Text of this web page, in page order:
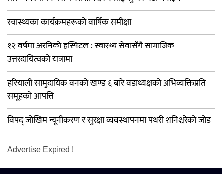
स्वास्थ्यका कार्यक्रमहरूको वार्षिक समीक्षा
१२ वर्षमा अरनिको हस्पिटल : स्वास्थ्य सेवासँगै सामाजिक
उत्तरदायित्वको यात्रामा
हरियाली सामुदायिक वनको खण्ड ६ बारे वडाध्यक्षको अभिव्यक्तिप्रति
समूहको आपत्ति
विपद् जोखिम न्यूनीकरण र सुरक्षा व्यवस्थापनमा पथरी शनिश्चरेको जोड
Advertise Expired !